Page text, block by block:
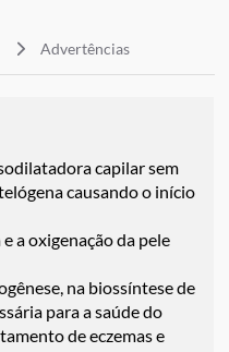
Advertências
capilar sem
causando o início
a oxigenação da pele
na biossíntese de
para a saúde do
de eczemas e